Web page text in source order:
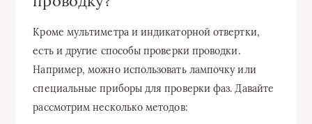
Кроме мультиметра и индикаторной отвертки,
есть и другие способы проверки проводки.
Например, можно использовать лампочку или
специальные приборы для проверки фаз. Давайте
рассмотрим несколько методов: